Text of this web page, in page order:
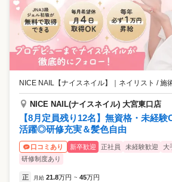
NICE NAIL【ナイスネイル】 ネイリスト / 施
NICE NAIL(ナイスネイル) 大宮東口店
【8月定員残り12名】無資格・未経
活躍◎研修充実＆髪色自由
口コミあり 新卒歓迎 正社員 未経験歓迎 大
研修制度あり
正 月給 21.8万円 ~ 45万円